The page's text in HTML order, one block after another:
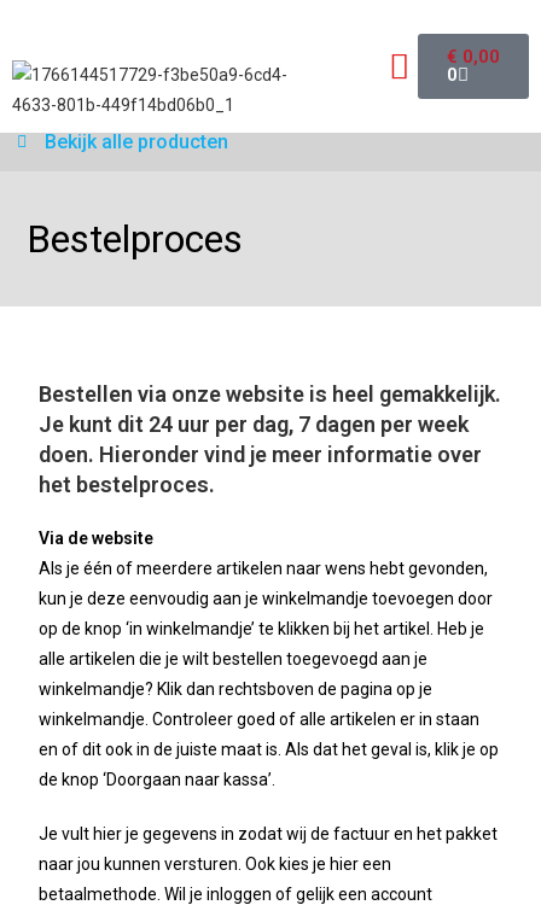
€ 0,00
0
Bekijk alle producten
Bestelproces
Bestellen via onze website is heel gemakkelijk.
Je kunt dit 24 uur per dag, 7 dagen per week
doen. Hieronder vind je meer informatie over
het bestelproces.
Via de website
Als je één of meerdere artikelen naar wens hebt gevonden,
kun je deze eenvoudig aan je winkelmandje toevoegen door
op de knop ‘in winkelmandje’ te klikken bij het artikel. Heb je
alle artikelen die je wilt bestellen toegevoegd aan je
winkelmandje? Klik dan rechtsboven de pagina op je
winkelmandje. Controleer goed of alle artikelen er in staan
en of dit ook in de juiste maat is. Als dat het geval is, klik je op
de knop ‘Doorgaan naar kassa’.
Je vult hier je gegevens in zodat wij de factuur en het pakket
naar jou kunnen versturen. Ook kies je hier een
betaalmethode. Wil je inloggen of gelijk een account